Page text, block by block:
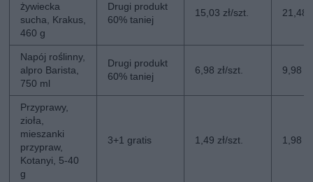
żywiecka
sucha, Krakus,
460 g
Drugi produkt
60% taniej
15,03 zł/szt. 21,48
Napój roślinny,
alpro Barista,
750 ml
Drugi produkt
60% taniej
6,98 zł/szt. 9,98
Przyprawy,
zioła,
mieszanki
przypraw,
Kotanyi, 5-40
g
3+1 gratis 1,49 zł/szt. 1,98